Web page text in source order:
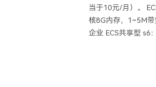
当于10元/月）。
核8G内存，1~5M
企业 ECS共享型 s6